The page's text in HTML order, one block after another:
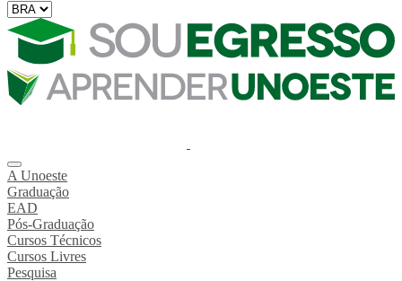
A Unoeste
Graduação
EAD
Pós-Graduação
Cursos Técnicos
Cursos Livres
Pesquisa